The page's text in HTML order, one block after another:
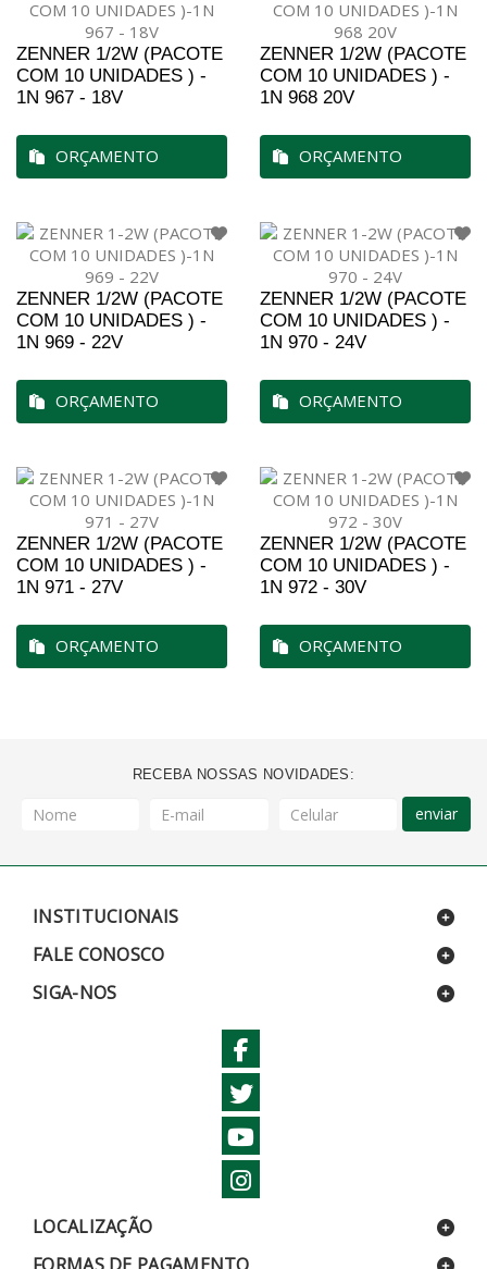
ZENNER 1/2W (PACOTE
COM 10 UNIDADES ) -
1N 967 - 18V
ORÇAMENTO
ZENNER 1/2W (PACOTE
COM 10 UNIDADES ) -
1N 968 20V
ORÇAMENTO
ZENNER 1/2W (PACOTE
COM 10 UNIDADES ) -
1N 969 - 22V
ORÇAMENTO
ZENNER 1/2W (PACOTE
COM 10 UNIDADES ) -
1N 970 - 24V
ORÇAMENTO
ZENNER 1/2W (PACOTE
COM 10 UNIDADES ) -
1N 971 - 27V
ORÇAMENTO
ZENNER 1/2W (PACOTE
COM 10 UNIDADES ) -
1N 972 - 30V
ORÇAMENTO
RECEBA NOSSAS NOVIDADES:
enviar
INSTITUCIONAIS
FALE CONOSCO
SIGA-NOS
LOCALIZAÇÃO